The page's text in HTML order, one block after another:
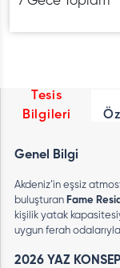
Tesis
Bilgileri
Genel Bilgi
Akdeniz’in eşsiz
buluşturan Fame
kişilik yatak
uygun ferah
2026 YAZ